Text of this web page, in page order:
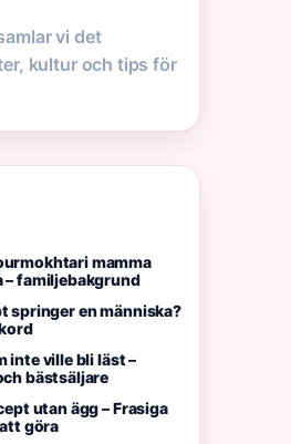
vi det
kultur och tips för
mamma
– familjebakgrund
springer en människa?
inte ville bli läst –
bästsäljare
utan ägg – Frasiga
göra